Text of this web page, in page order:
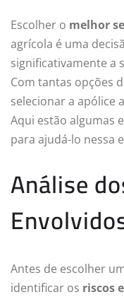
Escolher o melhor
agrícola é uma
significativamente a
Com tantas opções
selecionar a apólice
Aqui estão algumas
para ajudá-lo nessa
Análise
Antes de escolher
identificar os riscos